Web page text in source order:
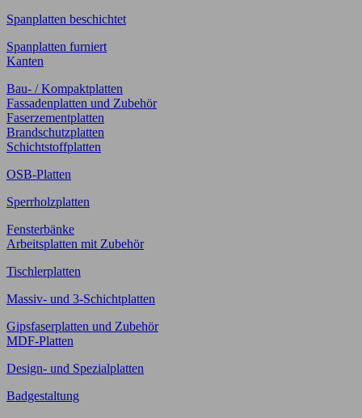
Spanplatten beschichtet
Spanplatten furniert
Kanten
Bau- / Kompaktplatten
Fassadenplatten und Zubehör
Faserzementplatten
Brandschutzplatten
Schichtstoffplatten
OSB-Platten
Sperrholzplatten
Fensterbänke
Arbeitsplatten mit Zubehör
Tischlerplatten
Massiv- und 3-Schichtplatten
Gipsfaserplatten und Zubehör
MDF-Platten
Design- und Spezialplatten
Badgestaltung